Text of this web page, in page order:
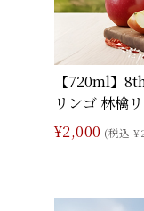
【720ml】
リンゴ 林檎
¥2,000 (税込